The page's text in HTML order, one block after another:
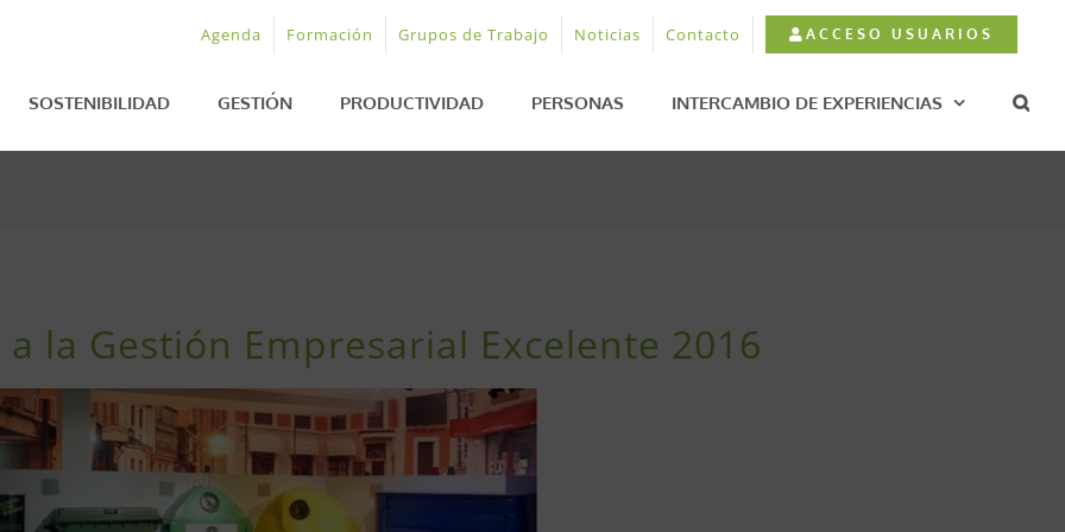
Agenda Formación Grupos de Trabajo Noticias Contacto ACCESO USUARIOS
SOSTENIBILIDAD GESTIÓN PRODUCTIVIDAD PERSONAS INTERCAMBIO DE EXPERIENCIAS
a la Gestión Empresarial Excelente 2016